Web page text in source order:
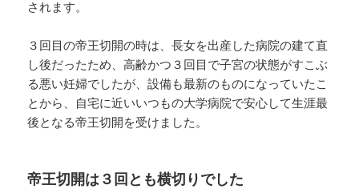
されます。
３回目の帝王切開の時は、長女を出産した病院の建て直
し後だったため、高齢かつ３回目で子宮の状態がすこぶ
る悪い妊婦でしたが、設備も最新のものになっていたこ
とから、自宅に近いいつもの大学病院で安心して生涯最
後となる帝王切開を受けました。
帝王切開は３回とも横切りでした